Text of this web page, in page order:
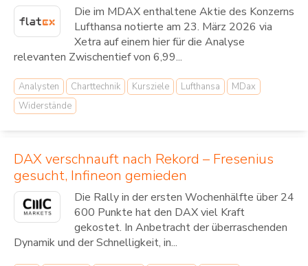
Die im MDAX enthaltene Aktie des Konzerns
Lufthansa notierte am 23. März 2026 via
Xetra auf einem hier für die Analyse
relevanten Zwischentief von 6,99...
Analysten Charttechnik Kursziele Lufthansa
MDax
Widerstände
DAX verschnauft nach Rekord – Fresenius
gesucht, Infineon gemieden
Die Rally in der ersten Wochenhälfte über 24
600 Punkte hat den DAX viel Kraft
gekostet. In Anbetracht der überraschenden
Dynamik und der Schnelligkeit, in...